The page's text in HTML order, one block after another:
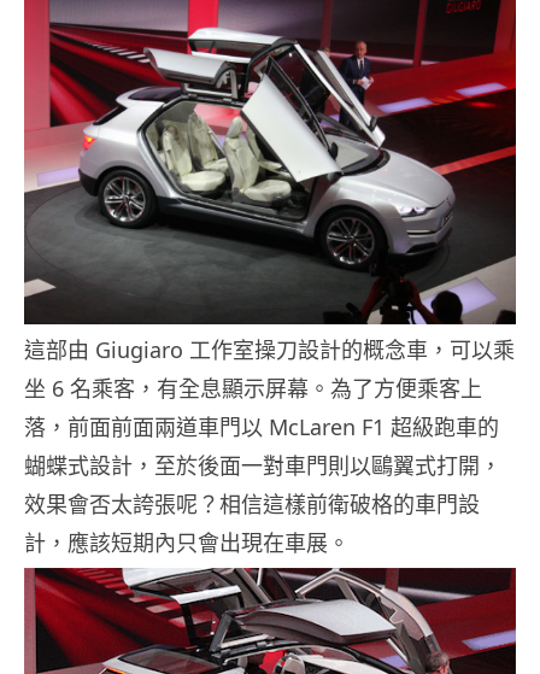
這部由 Giugiaro 工作室操刀設計的概念車，可以乘
坐 6 名乘客，有全息顯示屏幕。為了方便乘客上
落，前面前面兩道車門以 McLaren F1 超級跑車的
蝴蝶式設計，至於後面一對車門則以鷗翼式打開，
效果會否太誇張呢？相信這樣前衛破格的車門設
計，應該短期內只會出現在車展。